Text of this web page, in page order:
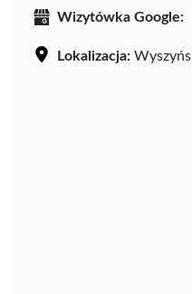
Wizytówka Google:
Lokalizacja: